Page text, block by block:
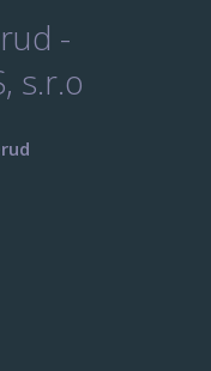
-
s.r.o